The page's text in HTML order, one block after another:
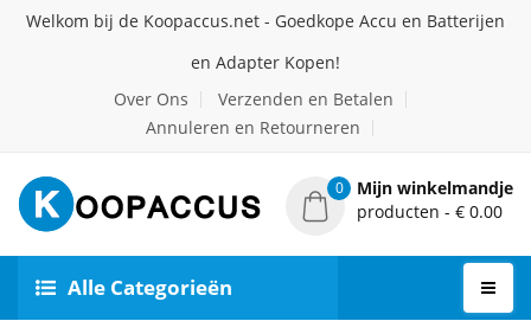
Welkom bij de Koopaccus.net - Goedkope Accu en Batterijen
en Adapter Kopen!
Over Ons
Verzenden en Betalen
Annuleren en Retourneren
0
Mijn winkelmandje
producten - € 0.00
Alle Categorieën